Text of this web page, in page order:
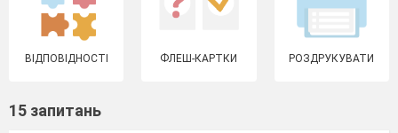
ВІДПОВІДНОСТІ ФЛЕШ-КАРТКИ РОЗДРУКУВАТИ
15 запитань